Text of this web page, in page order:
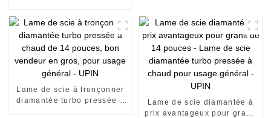
segmentée turbo pour murs
et rainures - UPIN
Lame de scie à tronçonner
diamantée turbo pressée à
Lame de scie diamantée à
prix avantageux pour granit